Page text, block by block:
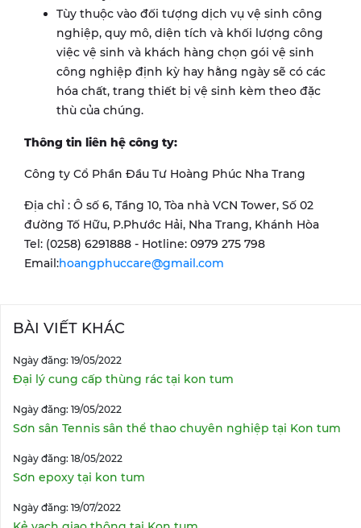
Tùy thuộc vào đối tượng dịch vụ vệ sinh công
nghiệp, quy mô, diện tích và khối lượng công
việc vệ sinh và khách hàng chọn gói vệ sinh
công nghiệp định kỳ hay hằng ngày sẽ có các
hóa chất, trang thiết bị vệ sinh kèm theo đặc
thù của chúng.
Thông tin liên hệ công ty:
Công ty Cổ Phần Đầu Tư Hoàng Phúc Nha Trang
Địa chỉ : Ô số 6, Tầng 10, Tòa nhà VCN Tower, Số 02
đường Tố Hữu, P.Phước Hải, Nha Trang, Khánh Hòa
Tel: (0258) 6291888 - Hotline: 0979 275 798
Email:hoangphuccare@gmail.com
BÀI VIẾT KHÁC
Ngày đăng: 19/05/2022
Đại lý cung cấp thùng rác tại kon tum
Ngày đăng: 19/05/2022
Sơn sân Tennis sân thể thao chuyên nghiệp tại Kon tum
Ngày đăng: 18/05/2022
Sơn epoxy tại kon tum
Ngày đăng: 19/07/2022